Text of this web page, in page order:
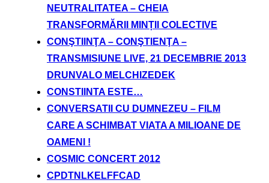
NEUTRALITATEA – CHEIA
TRANSFORMĂRII MINȚII COLECTIVE
CONŞTIINŢA – CONŞTIENŢA –
TRANSMISIUNE LIVE, 21 DECEMBRIE 2013
DRUNVALO MELCHIZEDEK
CONSTIINTA ESTE…
CONVERSATII CU DUMNEZEU – FILM
CARE A SCHIMBAT VIATA A MILIOANE DE
OAMENI !
COSMIC CONCERT 2012
CPDTNLKELFFCAD